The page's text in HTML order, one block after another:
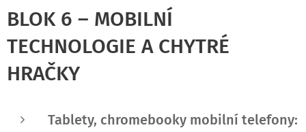
BLOK 6 – MOBILNÍ
TECHNOLOGIE A CHYTRÉ
HRAČKY
Tablety, chromebooky mobilní telefony: